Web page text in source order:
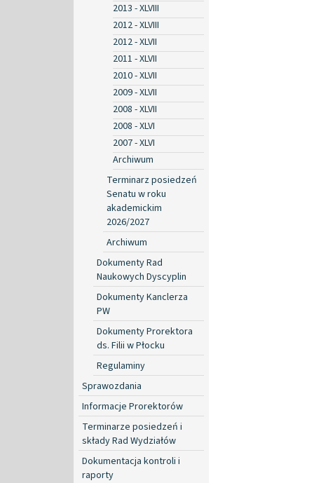
2013 - XLVIII
2012 - XLVIII
2012 - XLVII
2011 - XLVII
2010 - XLVII
2009 - XLVII
2008 - XLVII
2008 - XLVI
2007 - XLVI
Archiwum
Terminarz posiedzeń
Senatu w roku
akademickim
2026/2027
Archiwum
Dokumenty Rad
Naukowych Dyscyplin
Dokumenty Kanclerza
PW
Dokumenty Prorektora
ds. Filii w Płocku
Regulaminy
Sprawozdania
Informacje Prorektorów
Terminarze posiedzeń i
składy Rad Wydziałów
Dokumentacja kontroli i
raporty